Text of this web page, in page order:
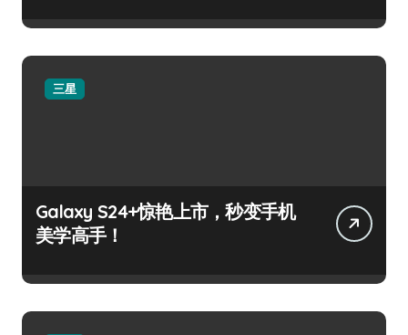
三星
Galaxy S24+惊艳上市，秒变手机
美学高手！